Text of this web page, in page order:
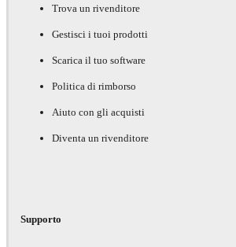
Trova un rivenditore
Gestisci i tuoi prodotti
Scarica il tuo software
Politica di rimborso
Aiuto con gli acquisti
Diventa un rivenditore
Supporto